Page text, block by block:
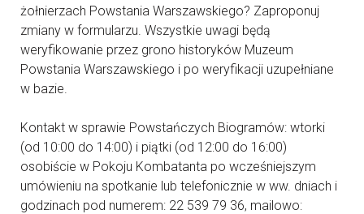
żołnierzach Powstania Warszawskiego? Zaproponuj
zmiany w formularzu. Wszystkie uwagi będą
weryfikowanie przez grono historyków Muzeum
Powstania Warszawskiego i po weryfikacji uzupełniane
w bazie.
Kontakt w sprawie Powstańczych Biogramów: wtorki
(od 10:00 do 14:00) i piątki (od 12:00 do 16:00)
osobiście w Pokoju Kombatanta po wcześniejszym
umówieniu na spotkanie lub telefonicznie w ww. dniach i
godzinach pod numerem: 22 539 79 36, mailowo: